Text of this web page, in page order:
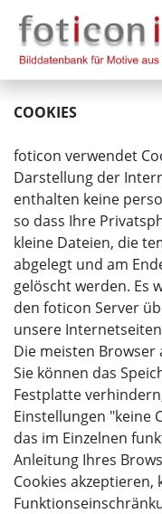
COOKIES
foticon verwendet
Darstellung der
enthalten keine
so dass Ihre
kleine Dateien, die
abgelegt und am
gelöscht werden. Es
den foticon Server
unsere
Die meisten Browser
Sie können das
Festplatte
Einstellungen "keine
das im Einzelnen
Anleitung Ihres
Cookies akzeptieren,